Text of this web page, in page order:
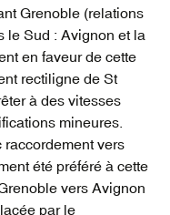
Grenoble (relations
le Sud : Avignon et la
en faveur de cette
rectiligne de St
à des vitesses
mineures.
raccordement vers
été préféré à cette
vers Avignon
par le